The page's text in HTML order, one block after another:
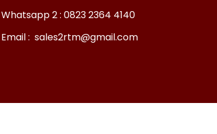
Whatsapp 2 : 0823 2364 4140
Email : sales2rtm@gmail.com